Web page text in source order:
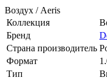
Воздух / Aeris
Коллекция
Бренд
Страна производитель
Формат
Тип